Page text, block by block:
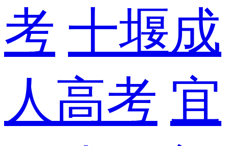
考 十堰成
人高考 宜